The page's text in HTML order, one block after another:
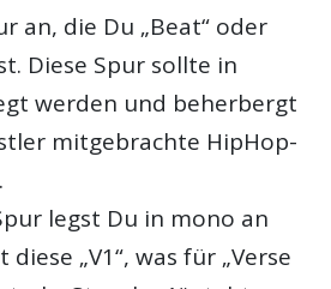
an, die Du „Beat“ oder
Diese Spur sollte in
werden und beherbergt
mitgebrachte HipHop-
legst Du in mono an
„V1“, was für „Verse